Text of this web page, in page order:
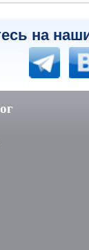
на